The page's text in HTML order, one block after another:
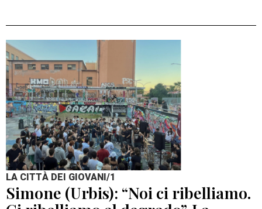
LA CITTÀ DEI GIOVANI/1
Simone (Urbis): “Noi ci ribelliamo.